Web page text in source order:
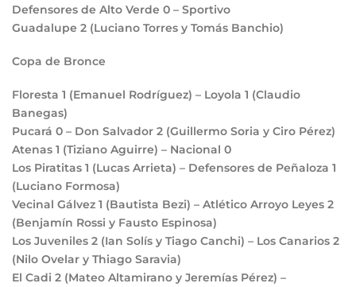
Defensores de Alto Verde 0 – Sportivo
Guadalupe 2 (Luciano Torres y Tomás Banchio)
Copa de Bronce
Floresta 1 (Emanuel Rodríguez) – Loyola 1 (Claudio
Banegas)
Pucará 0 – Don Salvador 2 (Guillermo Soria y Ciro Pérez)
Atenas 1 (Tiziano Aguirre) – Nacional 0
Los Piratitas 1 (Lucas Arrieta) – Defensores de Peñaloza 1
(Luciano Formosa)
Vecinal Gálvez 1 (Bautista Bezi) – Atlético Arroyo Leyes 2
(Benjamín Rossi y Fausto Espinosa)
Los Juveniles 2 (Ian Solís y Tiago Canchi) – Los Canarios 2
(Nilo Ovelar y Thiago Saravia)
El Cadi 2 (Mateo Altamirano y Jeremías Pérez) –